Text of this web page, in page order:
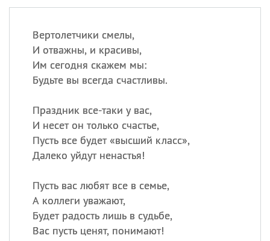
Вертолетчики смелы,
И отважны, и красивы,
Им сегодня скажем мы:
Будьте вы всегда счастливы.
Праздник все-таки у вас,
И несет он только счастье,
Пусть все будет «высший класс»,
Далеко уйдут ненастья!
Пусть вас любят все в семье,
А коллеги уважают,
Будет радость лишь в судьбе,
Вас пусть ценят, понимают!